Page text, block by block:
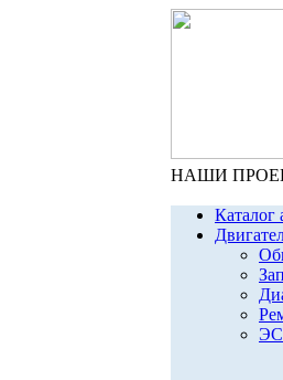
НАШИ
Каталог